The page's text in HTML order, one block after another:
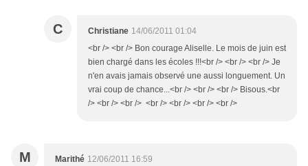
C Christiane 14/06/2011 01:04
<br /> <br /> Bon courage Aliselle. Le mois de juin est
bien chargé dans les écoles !!!<br /> <br /> <br /> Je
n'en avais jamais observé une aussi longuement. Un
vrai coup de chance...<br /> <br /> <br /> Bisous.<br
/> <br /> <br /> <br /> <br /> <br /> <br />
M Marithé 12/06/2011 16:59